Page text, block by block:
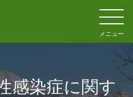
メニュー
感染症に関す